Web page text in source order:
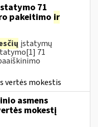
71
pakeitimo ir
įstatymų
71
vertės mokestis
asmens
mokestį